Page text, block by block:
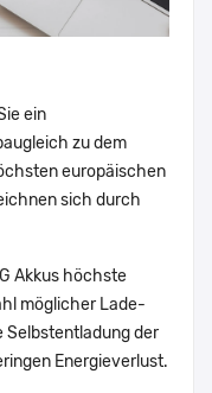
ein
zu dem
europäischen
sich durch
Akkus höchste
möglicher Lade-
Selbstentladung der
Energieverlust.